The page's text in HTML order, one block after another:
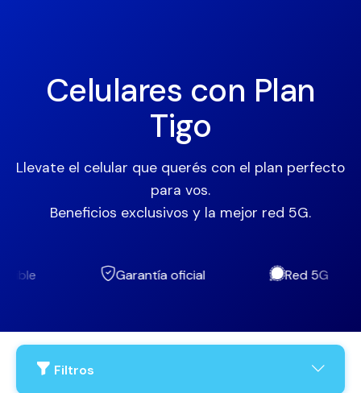
Celulares con Plan
Tigo
Llevate el celular que querés con el plan perfecto
para vos.
Beneficios exclusivos y la mejor red 5G.
Garantía oficial Red 5G
Filtros